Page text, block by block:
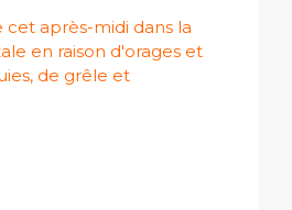
cet après-midi dans la
en raison d'orages et
de grêle et